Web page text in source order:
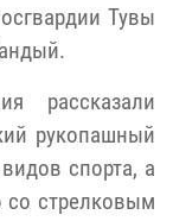
Тувы
рассказали
рукопашный
спорта, а
стрелковым